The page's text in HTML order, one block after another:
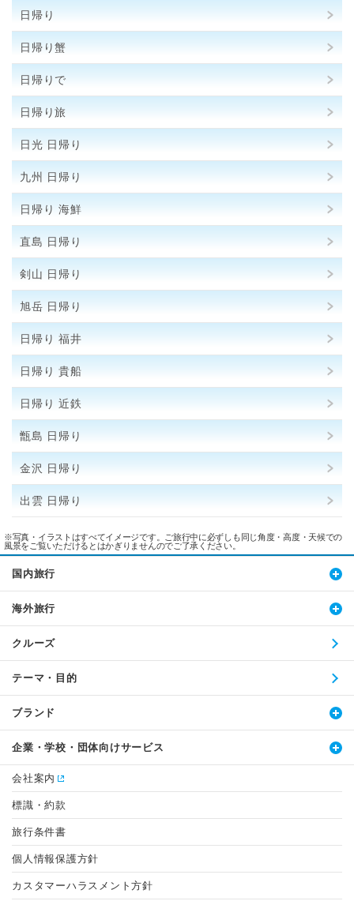
日帰り
日帰り蟹
日帰りで
日帰り旅
日光 日帰り
九州 日帰り
日帰り 海鮮
直島 日帰り
剣山 日帰り
旭岳 日帰り
日帰り 福井
日帰り 貴船
日帰り 近鉄
甑島 日帰り
金沢 日帰り
出雲 日帰り
※写真・イラストはすべてイメージです。ご旅行中に必ずしも同じ角度・高度・天候での
風景をご覧いただけるとはかぎりませんのでご了承ください。
国内旅行
海外旅行
クルーズ
テーマ・目的
ブランド
企業・学校・団体向けサービス
会社案内
標識・約款
旅行条件書
個人情報保護方針
カスタマーハラスメント方針